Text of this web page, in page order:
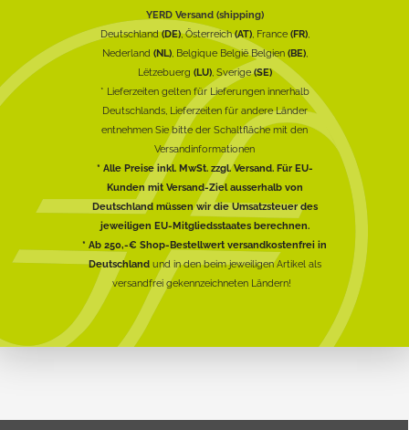
YERD Versand (shipping)
Deutschland(DE), Österreich(AT), France (FR),
Nederland (NL), Belgique België Belgien (BE),
Lëtzebuerg (LU), Sverige(SE)
* Lieferzeiten gelten für Lieferungen innerhalb
Deutschlands, Lieferzeiten für andere Länder
entnehmen Sie bitte der Schaltfläche mit den
Versandinformationen
* Alle Preise inkl. MwSt. zzgl. Versand. Für EU-
Kunden mit Versand-Ziel ausserhalb von
Deutschland müssen wir die Umsatzsteuer des
jeweiligen EU-Mitgliedsstaates berechnen.
* Ab 250,-€ Shop-Bestellwert versandkostenfrei in
Deutschlandund in den beim jeweiligen Artikel als
versandfrei gekennzeichneten Ländern!